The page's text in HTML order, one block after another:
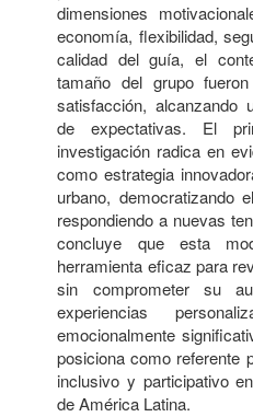
dimensiones
economía, flexibilidad,
calidad del guía, el
tamaño del grupo
satisfacción, alcanzando
de expectativas. El
investigación radica en
como estrategia
urbano, democratizando
respondiendo a nuevas
concluye que esta
herramienta eficaz para
sin comprometer su
experiencias
emocionalmente
posiciona como referente
inclusivo y participativo
de América Latina.